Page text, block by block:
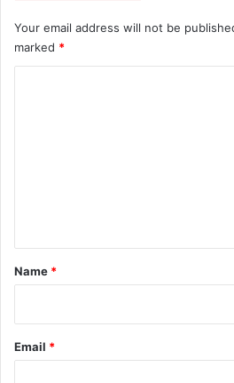
Your email address will not be
marked *
*
Name *
Email *